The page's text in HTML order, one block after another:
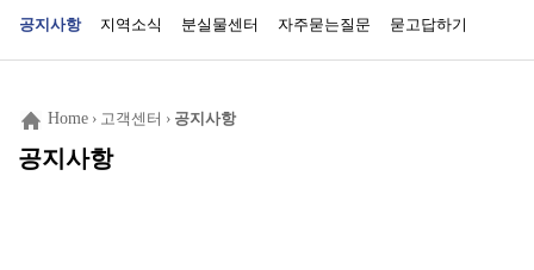
공지사항 지역소식 분실물센터 자주묻는질문 묻고답하기
Home › 고객센터 › 공지사항
공지사항